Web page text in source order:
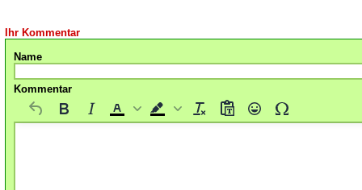
Ihr Kommentar
Name
Kommentar